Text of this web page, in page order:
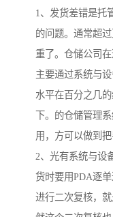
1、发货差错是托
的问题。通常超
重了。仓储公司
主要通过系统与
水平在百分之几
下。的仓储管理
用，方可以做到
2、光有系统与设
货时要用PDA逐
进行二次复核，